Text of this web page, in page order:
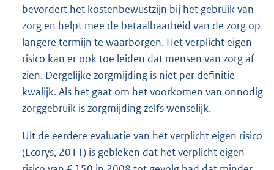
bevordert het kostenbewustzijn bij het gebruik van
zorg en helpt mee de betaalbaarheid van de zorg op
langere termijn te waarborgen. Het verplicht eigen
risico kan er ook toe leiden dat mensen van zorg af
zien. Dergelijke zorgmijding is niet per definitie
kwalijk. Als het gaat om het voorkomen van onnodig
zorggebruik is zorgmijding zelfs wenselijk.
Uit de eerdere evaluatie van het verplicht eigen risico
(Ecorys, 2011) is gebleken dat het verplicht eigen